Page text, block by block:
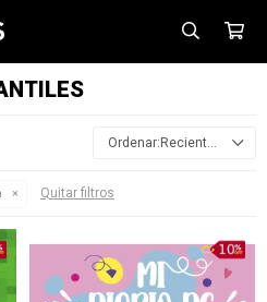
Recientes
Quitar filtros